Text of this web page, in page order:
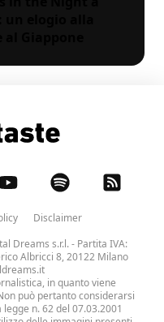
un elogio alla
Disclaimer
Dreams s.r.l.- Partita IVA:
Albricci 8, 20122 Milano
in quanto viene
può pertanto considerarsi
n. 62 del 07.03.2001